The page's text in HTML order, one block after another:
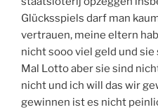
Glücksspiels darf man
vertrauen, meine eltern
nicht sooo viel geld und
Mal Lotto aber sie sind
nicht und ich will das wir
gewinnen ist es nicht